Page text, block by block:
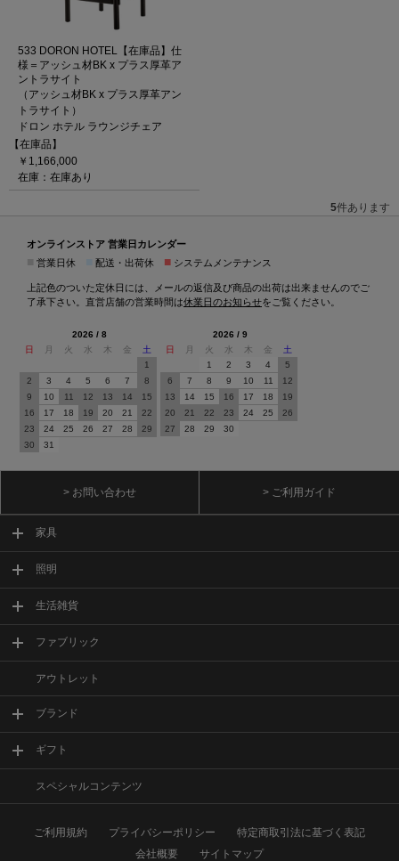
533 DORON HOTEL【在庫品】仕
様＝アッシュ材BK x プラス厚革ア
ントラサイト
（アッシュ材BK x プラス厚革アン
トラサイト）
ドロン ホテル ラウンジチェア
【在庫品】
￥1,166,000
在庫：在庫あり
5件あります
オンラインストア 営業日カレンダー
営業日休 配送・出荷休 ■ システムメンテナンス
上記色のついた定休日には、メールの返信及び商品の出荷は出来ませんのでご
了承下さい。直営店舗の営業時間は休業日のお知らせをご覧ください。
2026 / 8
日
月 火 水 木 金
土
1
2
3 4 5 6 7
8
9
10 11 12 13 14
15
16
17 18 19 20 21
22
23
24 25 26 27 28
29
30
31
2026 / 9
日
月 火 水 木 金
土
1
2 3 4
5
6
7 8 9 10 11
12
13
14 15 16 17 18
19
20
21 22 23 24 25
26
27
28 29 30
> お問い合わせ > ご利用ガイド
家具
照明
生活雑貨
ファブリック
アウトレット
ブランド
ギフト
スペシャルコンテンツ
ご利用規約 プライバシーポリシー
特定商取引法に基づく表記
会社概要
サイトマップ